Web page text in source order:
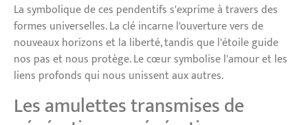
La symbolique de ces pendentifs s'exprime à travers des
formes universelles. La clé incarne l'ouverture vers de
nouveaux horizons et la liberté, tandis que l'étoile guide
nos pas et nous protège. Le cœur symbolise l'amour et les
liens profonds qui nous unissent aux autres.
Les amulettes transmises de